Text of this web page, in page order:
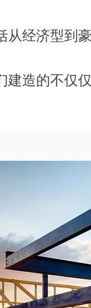
经济型到
造的不仅